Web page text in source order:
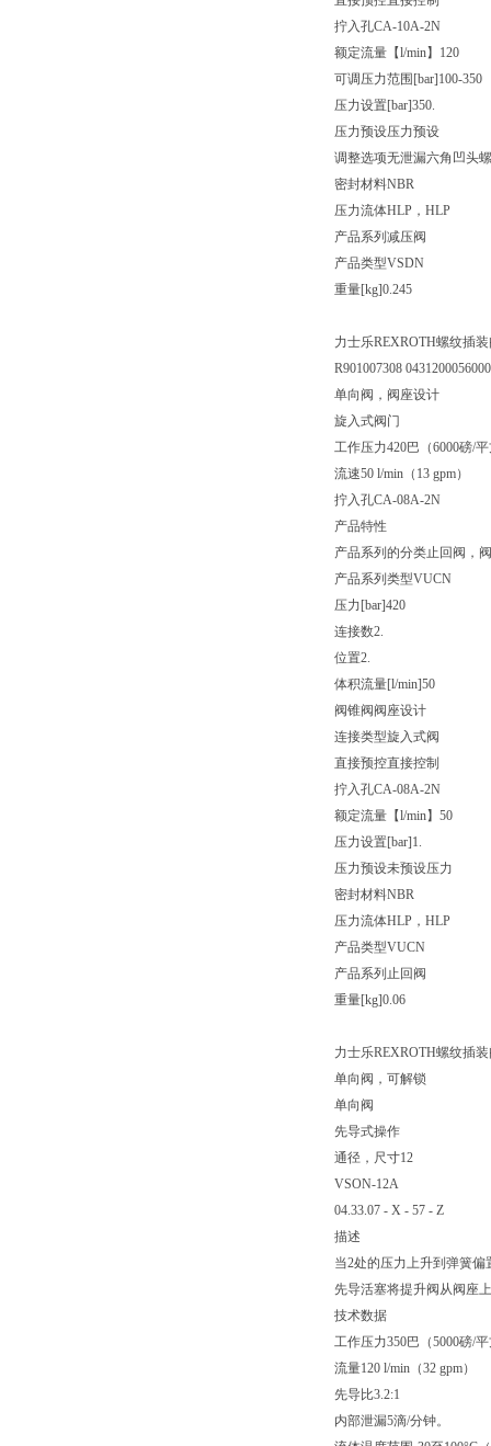
拧入孔CA-10A-2N
额定流量【l/min】120
可调压力范围[bar]100-350
压力设置[bar]350.
压力预设压力预设
调整选项无泄漏六角凹头
密封材料NBR
压力流体HLP，HLP
产品系列减压阀
产品类型VSDN
重量[kg]0.245
力士乐REXROTH螺纹插
R901007308
单向阀，阀座设计
旋入式阀门
工作压力420巴（6000磅/
流速50 l/min（13 gpm）
拧入孔CA-08A-2N
产品特性
产品系列的分类止回阀，
产品系列类型VUCN
压力[bar]420
连接数2.
位置2.
体积流量[l/min]50
阀锥阀阀座设计
连接类型旋入式阀
直接预控直接控制
拧入孔CA-08A-2N
额定流量【l/min】50
压力设置[bar]1.
压力预设未预设压力
密封材料NBR
压力流体HLP，HLP
产品类型VUCN
产品系列止回阀
重量[kg]0.06
力士乐REXROTH螺纹插
单向阀，可解锁
单向阀
先导式操作
通径，尺寸12
VSON-12A
04.33.07 - X - 57 - Z
描述
当2处的压力上升到弹簧
先导活塞将提升阀从阀座
技术数据
工作压力350巴（5000磅/
流量120 l/min（32 gpm）
先导比3.2:1
内部泄漏5滴/分钟。